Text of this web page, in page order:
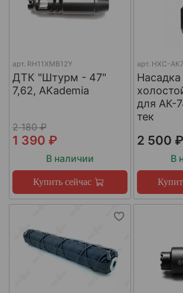
арт. RH11XMB12Y
ДТК "Штурм - 47"
7,62, AKademia
2 180 ₽
1 390 ₽
В наличии
Купить сейчас
арт. НХС-
Насадка
для АК-
тек
2 500 ₽
В